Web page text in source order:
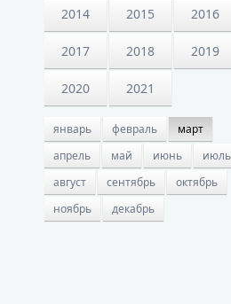
2014 2015 2016
2017 2018 2019
2020 2021
январь февраль
март
апрель
май июнь
июль
август
сентябрь
октябрь
ноябрь
декабрь